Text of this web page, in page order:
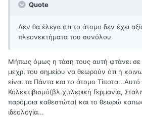
Quote
Δεν θα έλεγα οτι το άτομο δεν έχει
πλεονεκτήματα του συνόλου
Μήπως όμως η τάση τους αυτή φτάνει σε
μεχρι του σημείου να θεωρούν ότι η
είναι τα Πάντα και το άτομο Τίποτα...Αυτό
Κολεκτιβισμό(βλ.χιτλερική Γερμανία,
παρόμοια καθεστώτα) και το θεωρώ
ιδεολογία...